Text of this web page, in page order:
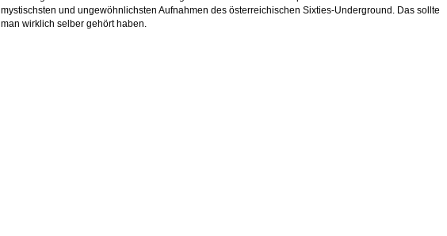
mystischsten und ungewöhnlichsten Aufnahmen des österreichischen Sixties-Underground. Das sollte
man wirklich selber gehört haben.